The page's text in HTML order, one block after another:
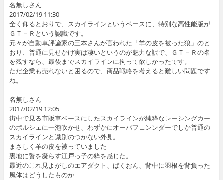
名無しさん
2017/02/19 11:30
全く仰るとおりで、スカイラインというベースに、特別な高性能版が
ＧＴ－Ｒという認識です。
元々が自動車評論家の三本さんが言われた「羊の皮を被った狼」のと
おり、普通に見せかけ実は凄いというのが魅力な訳で、ＧＴ－Ｒの名
を残すなら、最後までスカイラインに拘って欲しかったです。
ただ企業も売れないと困るので、商品戦略を考えると難しい問題です
ね。
名無しさん
2017/02/19 12:05
街中で見る市販車ベースにしたスカイラインが純粋なレーシングカー
のポルシェに一泡吹かせ、わずかにオーバフェンンダーでしか普通の
スカイラインと識別のつかない外見。
まさしく羊の皮を被っていました
裏地に贅を凝らす江戸っ子の粋を感じた。
最近のこれ見よがしのエアダクト、ばくおん、背中に羽根を背負った
風体はどうしたものか